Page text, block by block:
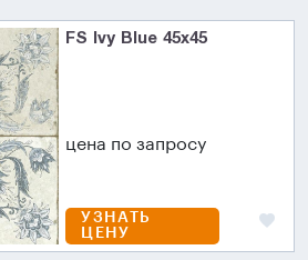
FS Ivy Blue 45х45
цена по запросу
УЗНАТЬ
ЦЕНУ